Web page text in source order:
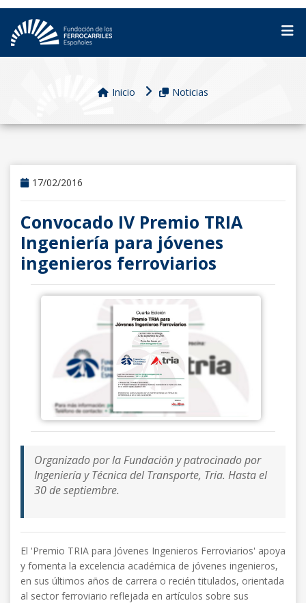
Inicio Noticias
17/02/2016
Convocado IV Premio TRIA
Ingeniería para jóvenes
ingenieros ferroviarios
Organizado por la Fundación y patrocinado por
Ingeniería y Técnica del Transporte, Tria. Hasta el
30 de septiembre.
El 'Premio TRIA para Jóvenes Ingenieros Ferroviarios' apoya
y fomenta la excelencia académica de jóvenes ingenieros,
en sus últimos años de carrera o recién titulados, orientada
al sector ferroviario reflejada en artículos sobre sus